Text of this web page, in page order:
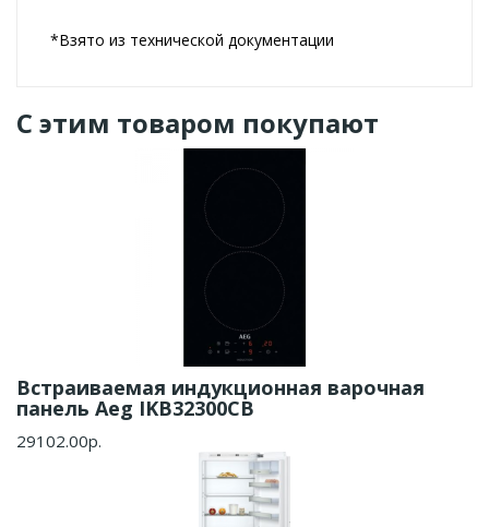
*Взято из технической документации
С этим товаром покупают
Встраиваемая индукционная варочная
панель Aeg IKB32300CB
29102.00р.